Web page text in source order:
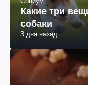
Какие три
собаки
3 дня назад